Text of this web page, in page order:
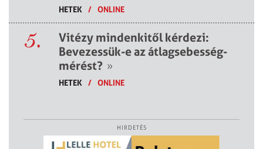
HETEK / ONLINE
5.
Vitézy mindenkitől kérdezi:
Bevezessük-e az átlagsebesség-
mérést? »
HETEK / ONLINE
HIRDETÉS